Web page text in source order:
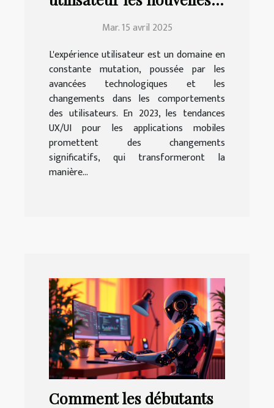
applications mobiles en
2023
Mar. 15 avril 2025
L'expérience utilisateur est un domaine en
constante mutation, poussée par les
avancées technologiques et les
changements dans les comportements
des utilisateurs. En 2023, les tendances
UX/UI pour les applications mobiles
promettent des changements
significatifs, qui transformeront la
manière...
Comment les débutants